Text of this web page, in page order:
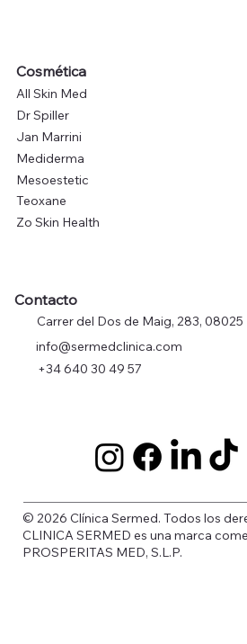
Cosmética
All Skin Med
Dr Spiller
Jan Marrini
Mediderma
Mesoestetic
Teoxane
Zo Skin Health
Contacto
Carrer del Dos de Maig, 283,
info@sermedclinica.com
+34 640 30 49 57
© 2026 Clínica Sermed. Todos los
CLINICA SERMED es una marca
PROSPERITAS MED, S.L.P.